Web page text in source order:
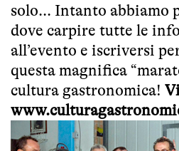
solo... Intanto abbiamo
dove carpire tutte le
all’evento e iscriversi
questa magnifica
cultura gastronomica!